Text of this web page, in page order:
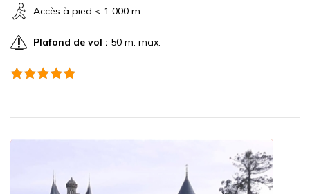
Accès à pied < 1 000 m.
Plafond de vol : 50 m. max.